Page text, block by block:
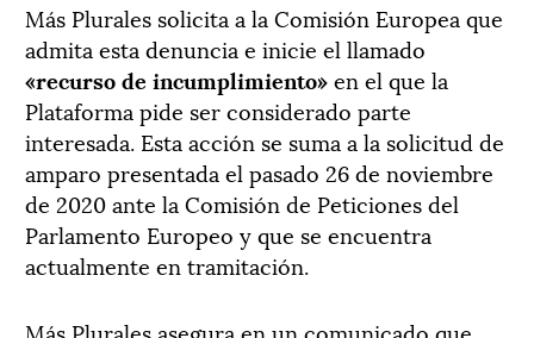
Más Plurales solicita a la Comisión Europea que
admita esta denuncia e inicie el llamado
«recurso de incumplimiento»en el que la
Plataforma pide ser considerado parte
interesada. Esta acción se suma a la solicitud de
amparo presentada el pasado 26 de noviembre
de 2020 ante la Comisión de Peticiones del
Parlamento Europeo y que se encuentra
actualmente en tramitación.
Más Plurales asegura en un comunicado que